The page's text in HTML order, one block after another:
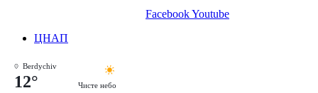
FacebookYoutube
ЦНАП
Berdychiv
12° Чисте небо